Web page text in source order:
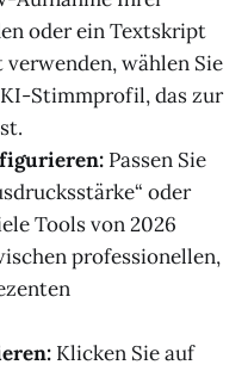
oder ein Textskript
wählen Sie
Stimmprofil, das zur
Passen Sie
oder
Tools von 2026
professionellen,
Klicken Sie auf